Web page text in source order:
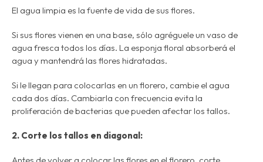
El agua limpia es la fuente de vida de sus flores.
Si sus flores vienen en una base, sólo agréguele un vaso de
agua fresca todos los días. La esponja floral absorberá el
agua y mantendrá las flores hidratadas.
Si le llegan para colocarlas en un florero, cambie el agua
cada dos días. Cambiarla con frecuencia evita la
proliferación de bacterias que pueden afectar los tallos.
2. Corte los tallos en diagonal: